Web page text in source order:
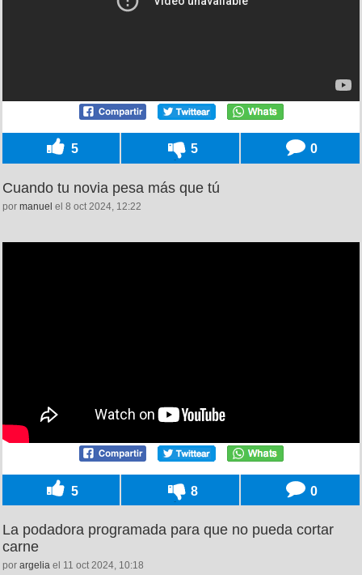
5 5 0
Cuando tu novia pesa más que tú
por manuel el 8 oct 2024, 12:22
5 8 0
La podadora programada para que no pueda cortar
carne
por argelia el 11 oct 2024, 10:18